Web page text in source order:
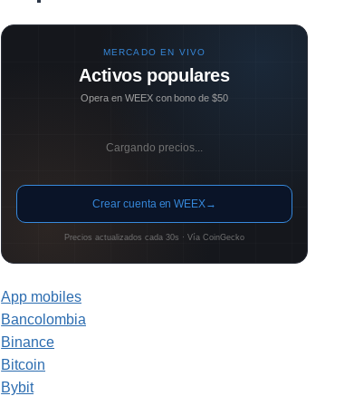
MERCADO EN VIVO
Activos populares
Opera en WEEX con bono de $50
Cargando precios...
Crear cuenta en WEEX→
Precios actualizados cada 30s · Vía CoinGecko
App mobiles
Bancolombia
Binance
Bitcoin
Bybit